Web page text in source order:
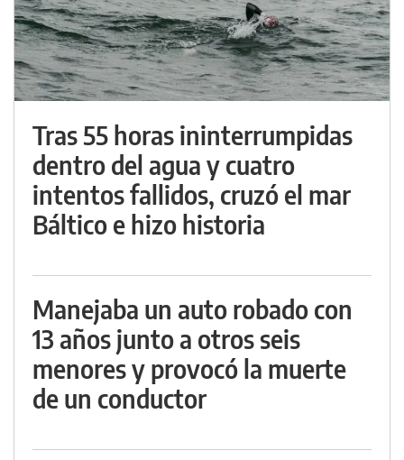
Tras 55 horas ininterrumpidas
dentro del agua y cuatro
intentos fallidos, cruzó el mar
Báltico e hizo historia
Manejaba un auto robado con
13 años junto a otros seis
menores y provocó la muerte
de un conductor